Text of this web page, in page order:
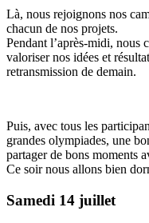
Là, nous rejoignons nos
chacun de nos projets.
Pendant l’après-midi, nous
valoriser nos idées et
retransmission de demain.
Puis, avec tous les
grandes olympiades, une
partager de bons moments
Ce soir nous allons bien
Samedi 14 juillet